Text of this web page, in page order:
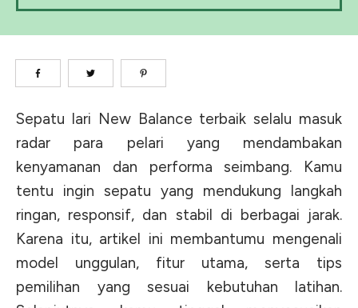
Sepatu lari New Balance terbaik selalu masuk
radar para pelari yang mendambakan
kenyamanan dan performa seimbang. Kamu
tentu ingin sepatu yang mendukung langkah
ringan, responsif, dan stabil di berbagai jarak.
Karena itu, artikel ini membantumu mengenali
model unggulan, fitur utama, serta tips
pemilihan yang sesuai kebutuhan latihan.